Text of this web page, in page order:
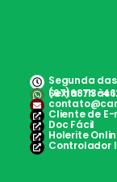
Segunda das
Sexta: 7h às
(67)98113-
Cliente de
Doc Fácil
Holerite
Controlador